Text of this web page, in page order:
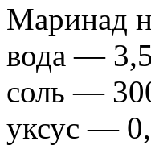
Маринад
вода —
соль —
уксус —